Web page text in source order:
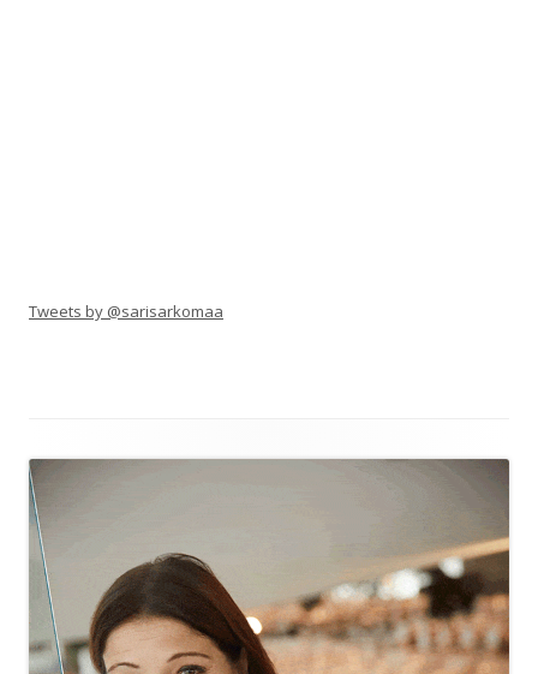
Tweets by @sarisarkomaa
sisältö